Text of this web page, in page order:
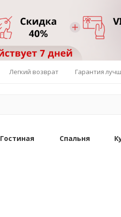
Легкий возврат Гарантия
Гостиная Спальня